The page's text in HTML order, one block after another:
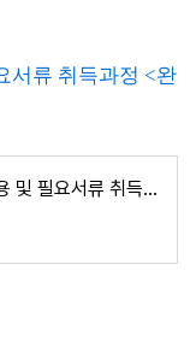
서류 취득과정 <완
1종대형 운전면허 학원비용 및 필요서류 취득과정 <완벽정리>